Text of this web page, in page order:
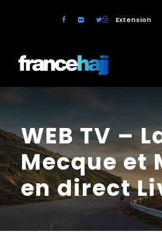
Extension
WEB TV –
Mecque et
en direct